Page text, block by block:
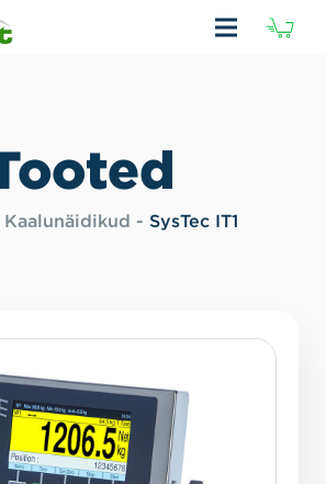
Kaalunäidikud - SysTec IT1